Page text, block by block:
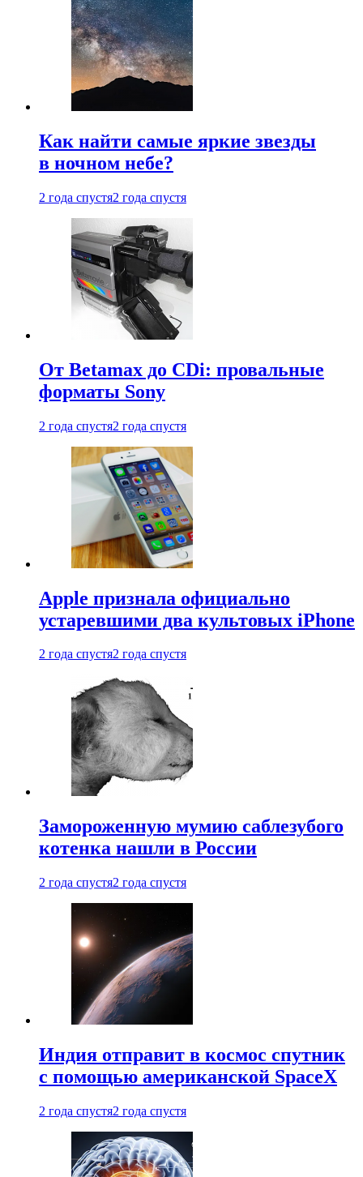
Как найти самые яркие звезды
в ночном небе?
2 года спустя2 года спустя
От Betamax до CDi: провальные
форматы Sony
2 года спустя2 года спустя
Apple признала официально
устаревшими два культовых iPhone
2 года спустя2 года спустя
Замороженную мумию саблезубого
котенка нашли в России
2 года спустя2 года спустя
Индия отправит в космос спутник
с помощью американской SpaceX
2 года спустя2 года спустя